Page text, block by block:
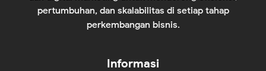
pertumbuhan, dan skalabilitas di setiap tahap
perkembangan bisnis.
Informasi